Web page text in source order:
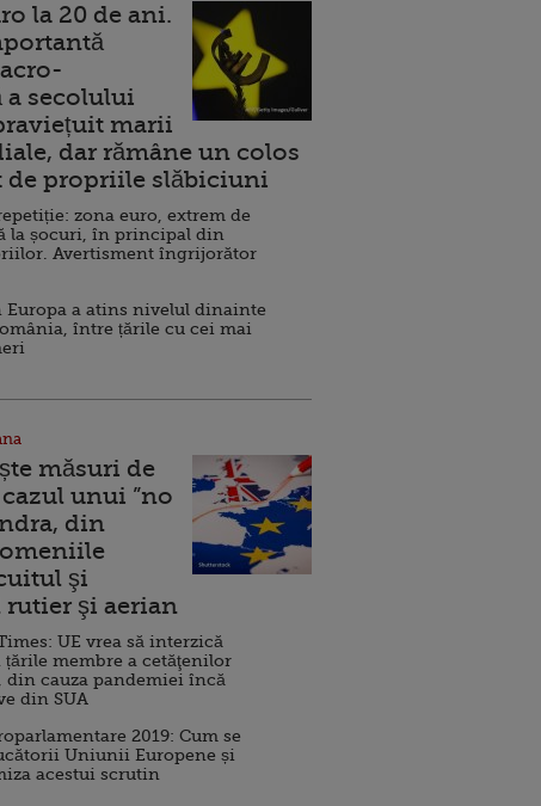
la 20 de ani.
a secolului
marii
dar rămâne un colos
de propriile slăbiciuni
zona euro, extrem de
la șocuri, în principal din
Avertisment îngrijorător
Europa a atins nivelul dinainte
între țările cu cei mai
măsuri de
unui ”no
din
şi
şi aerian
UE vrea să interzică
membre a cetăţenilor
din cauza pandemiei încă
din SUA
2019: Cum se
Uniunii Europene și
acestui scrutin